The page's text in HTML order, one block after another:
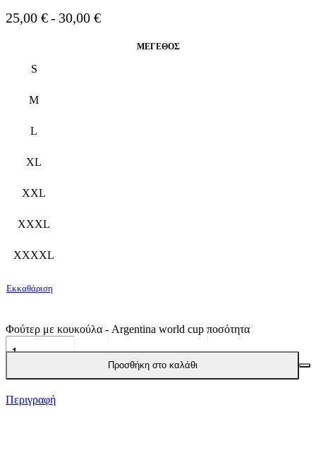
25,00 € 30,00 €
ΜΈΓΕΘΟΣ
S
M
L
XL
XXL
XXXL
XXXXL
Εκκαθάριση
Φούτερ με κουκούλα - Argentina world cup ποσότητα
Προσθήκη στο καλάθι
Περιγραφή